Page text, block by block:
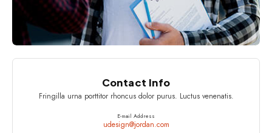
Contact Info
Fringilla urna porttitor rhoncus dolor purus. Luctus venenatis.
E-mail Address
udesign@jordan.com